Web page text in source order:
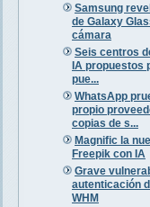
Samsung
de Galaxy
cámara
Seis centros
IA propuestos
pue...
WhatsApp
propio
copias de s...
Magnific la
Freepik con IA
Grave
autenticación
WHM